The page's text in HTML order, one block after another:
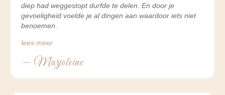
diep had weggestopt durfde te delen. En door je
gevoeligheid voelde je al dingen aan waardoor iets niet
benoemen
lees meer
— Marjoleine